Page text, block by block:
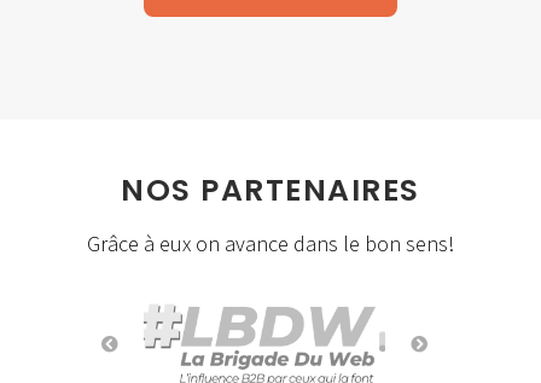
NOS PARTENAIRES
Grâce à eux on avance dans le bon sens!